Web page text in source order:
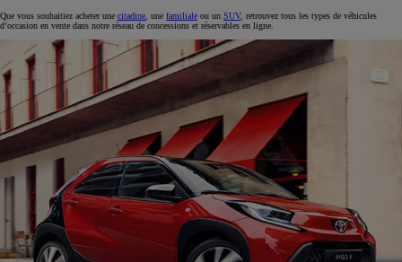
Que vous souhaitiez acheter une citadine , une familiale ou un SUV, retrouvez tous les types de véhicules
d’occasion en vente dans notre réseau de concessions et réservables en ligne.